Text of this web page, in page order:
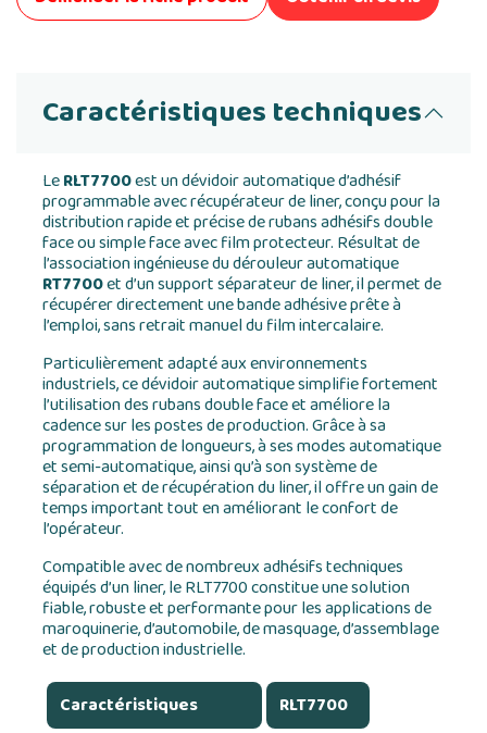
Caractéristiques techniques
LeRLT7700est un dévidoir automatique d’adhésif
programmable avec récupérateur de liner, conçu pour la
distribution rapide et précise de rubans adhésifs double
face ou simple face avec film protecteur. Résultat de
l’association ingénieuse du dérouleur automatique
RT7700et d’un support séparateur de liner, il permet de
récupérer directement une bande adhésive prête à
l’emploi, sans retrait manuel du film intercalaire.
Particulièrement adapté aux environnements
industriels, ce dévidoir automatique simplifie fortement
l’utilisation des rubans double face et améliore la
cadence sur les postes de production. Grâce à sa
programmation de longueurs, à ses modes automatique
et semi-automatique, ainsi qu’à son système de
séparation et de récupération du liner, il offre un gain de
temps important tout en améliorant le confort de
l’opérateur.
Compatible avec de nombreux adhésifs techniques
équipés d’un liner, le RLT7700 constitue une solution
fiable, robuste et performante pour les applications de
maroquinerie, d’automobile, de masquage, d’assemblage
et de production industrielle.
Caractéristiques
RLT7700